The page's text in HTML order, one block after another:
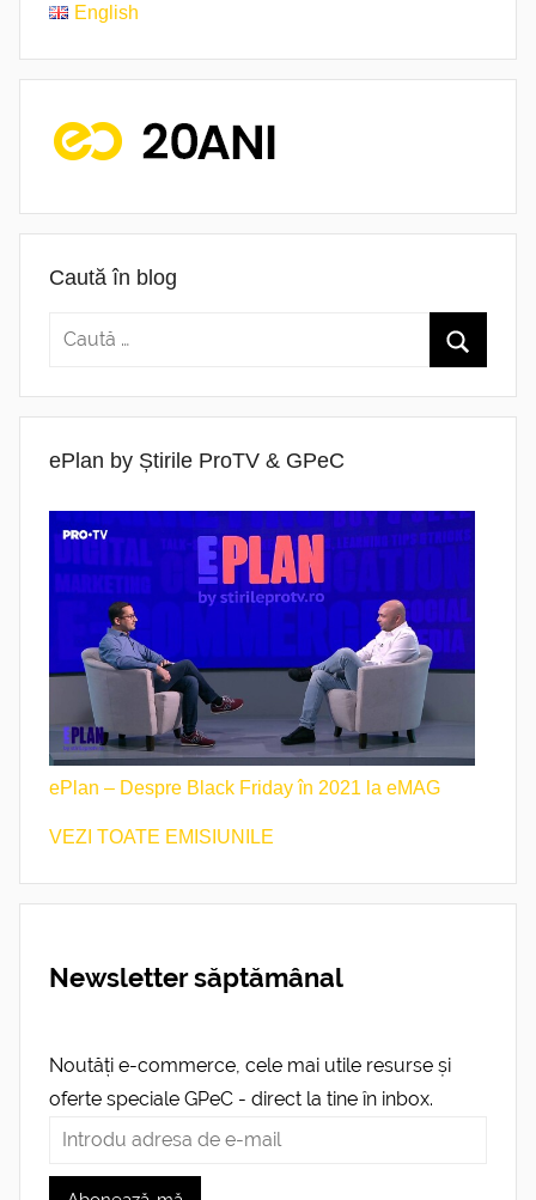
English
Caută în blog
ePlan by Știrile ProTV & GPeC
ePlan – Despre Black Friday în 2021 la eMAG
VEZI TOATE EMISIUNILE
Newsletter săptămânal
Noutăți e-commerce, cele mai utile resurse și
oferte speciale GPeC - direct la tine în inbox.